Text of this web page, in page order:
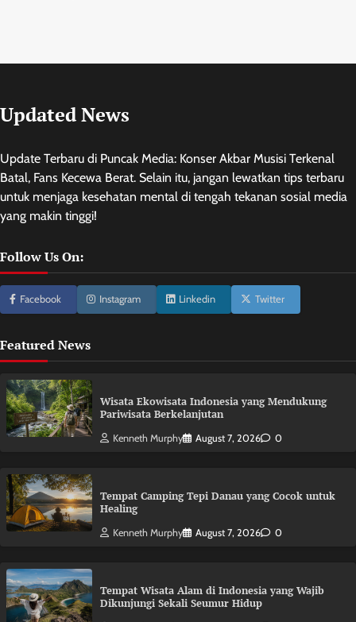
Updated News
Update Terbaru di Puncak Media: Konser Akbar Musisi Terkenal
Batal, Fans Kecewa Berat. Selain itu, jangan lewatkan tips terbaru
untuk menjaga kesehatan mental di tengah tekanan sosial media
yang makin tinggi!
Follow Us On:
Facebook Instagram Linkedin Twitter
Featured News
Wisata Ekowisata Indonesia yang Mendukung
Pariwisata Berkelanjutan
Kenneth Murphy August 7, 2026 0
Tempat Camping Tepi Danau yang Cocok untuk
Healing
Kenneth Murphy August 7, 2026 0
Tempat Wisata Alam di Indonesia yang Wajib
Dikunjungi Sekali Seumur Hidup